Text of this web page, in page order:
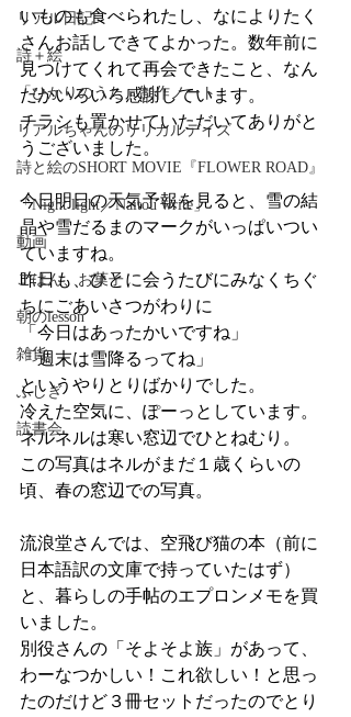
リアル日記
詩＋絵
「ひかりのうた」制作ノート
リアルちゃんのリリカルデイズ
詩と絵のSHORT MOVIE『FLOWER ROAD』
「Night light／Naitou write」
動画
ごはん、お菓子
朝のlesson
雑貨
ふしぎ
読書会
いものも食べられたし、なによりたく
さんお話しできてよかった。数年前に
見つけてくれて再会できたこと、なん
だかいろいろ感謝しています。
チラシも置かせていただいてありがと
うございました。
今日明日の天気予報を見ると、雪の結
晶や雪だるまのマークがいっぱいつい
ていますね。
昨日も、ひとに会うたびにみなくちぐ
ちにごあいさつがわりに
「今日はあったかいですね」
「週末は雪降るってね」
というやりとりばかりでした。
冷えた空気に、ぽーっとしています。
ネルネルは寒い窓辺でひとねむり。
この写真はネルがまだ１歳くらいの
頃、春の窓辺での写真。
流浪堂さんでは、空飛び猫の本（前に
日本語訳の文庫で持っていたはず）
と、暮らしの手帖のエプロンメモを買
いました。
別役さんの「そよそよ族」があって、
わーなつかしい！これ欲しい！と思っ
たのだけど３冊セットだったのでとり